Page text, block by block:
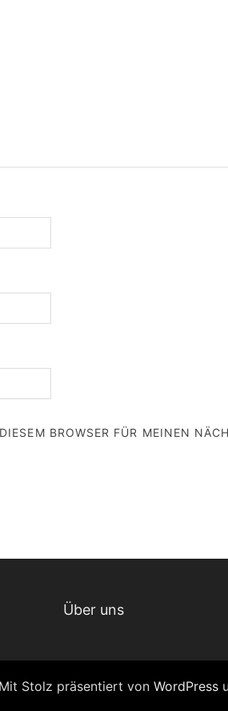
BROWSER FÜR MEINEN
Über uns
Stolz präsentiert vonWordPress